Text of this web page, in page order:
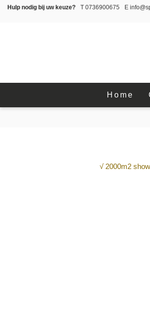
Hulp nodig bij uw keuze? T 0736900675 E
Home
√ 2000m2